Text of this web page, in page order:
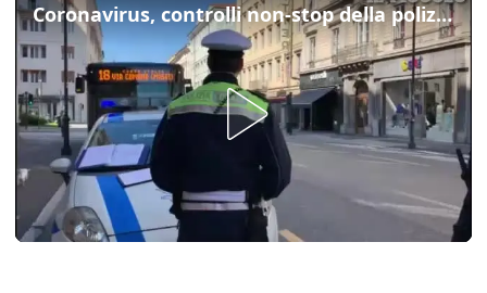
Coronavirus, controlli non-stop della polizia locale a Trieste